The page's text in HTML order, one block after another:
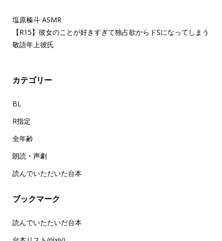
塩原榛斗 ASMR
【R15】彼女のことが好きすぎて独占欲からドSになってしまう
敬語年上彼氏
カテゴリー
BL
R指定
全年齢
朗読・声劇
読んでいただいた台本
ブックマーク
読んでいたたいだ台本